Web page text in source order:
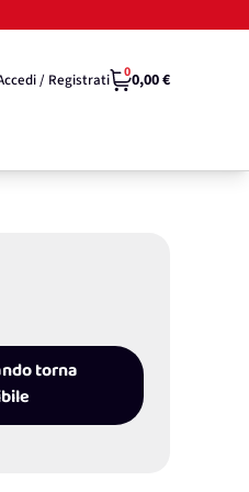
/ Registrati 00,00 €
torna